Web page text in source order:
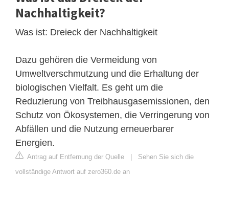
Nachhaltigkeit?
Was ist: Dreieck der Nachhaltigkeit
Dazu gehören die Vermeidung von
Umweltverschmutzung und die Erhaltung der
biologischen Vielfalt. Es geht um die
Reduzierung von Treibhausgasemissionen, den
Schutz von Ökosystemen, die Verringerung von
Abfällen und die Nutzung erneuerbarer
Energien.
Antrag auf Entfernung der Quelle | Sehen Sie sich die
vollständige Antwort auf zero360.de an